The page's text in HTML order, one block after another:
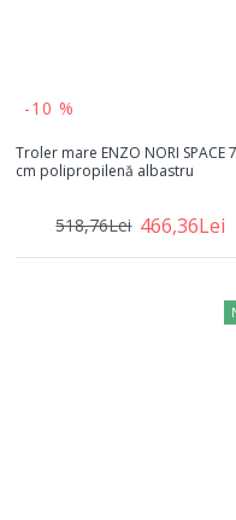
-10 %
Troler mare ENZO NORI SPACE
cm polipropilenă albastru
466,36Lei
518,76Lei